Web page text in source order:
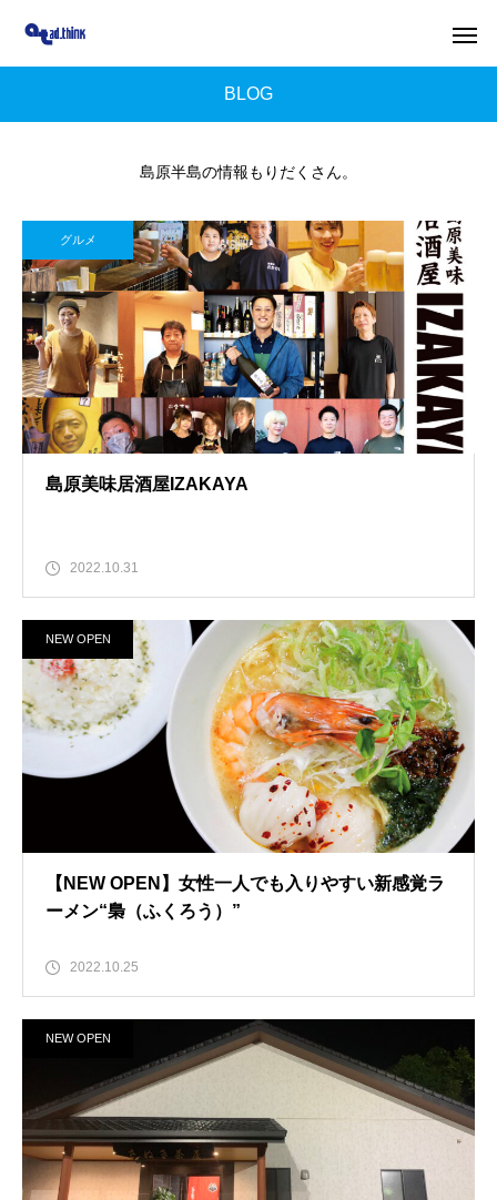
BLOG
島原半島の情報もりだくさん。
グルメ
島原美味居酒屋IZAKAYA
2022.10.31
NEW OPEN
【NEW OPEN】女性一人でも入りやすい新感覚ラ
ーメン“梟（ふくろう）”
2022.10.25
NEW OPEN